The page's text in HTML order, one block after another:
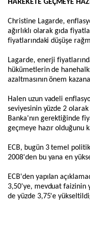
HAREKETE GEÇMEYE
Christine Lagarde,
ağırlıklı olarak gıda
fiyatlarındaki düşüşe
Lagarde, enerji
hükümetlerin de
azaltmasının önem
Halen uzun vadeli
seviyesinin yüzde 2
Banka'nın gerektiğinde
geçmeye hazır olduğunu
ECB, bugün 3 temel
2008'den bu yana en
ECB'den yapılan
3,50'ye, mevduat faizinin
de yüzde 3,75'e